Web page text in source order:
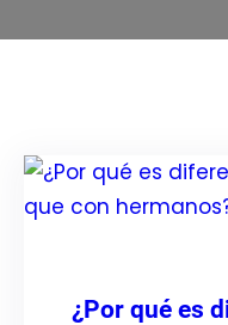
¿Por qué es